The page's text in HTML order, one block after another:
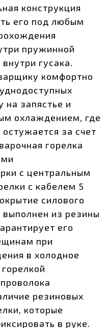
конструкция
его под любым
пружинной
гусака.
комфортно
на запястье и
охлаждением, где
за счет
горелка
с центральным
с кабелем 5
силового
из резины
его
при
в холодное
резиновых
которые
в руке.